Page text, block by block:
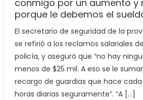
conmigo por un aumento y
porque le debemos el
El secretario de seguridad de la
se refirió a los reclamos salariales
policía, y aseguró que “no hay
menos de $25 mil. A eso se le
recargo de guardias que hace cada
horas diarias seguramente”. “A […]